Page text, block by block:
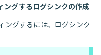
ングするログシンクの作成
ングするには、ログシンク